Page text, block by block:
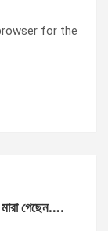
for the
গেছেন….